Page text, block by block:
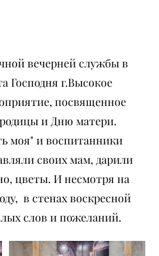
вечерней службы в
Господня г.Высокое
посвященное
и Дню матери.
моя" и воспитанники
своих мам, дарили
цветы. И несмотря на
в стенах воскресной
слов и пожеланий.